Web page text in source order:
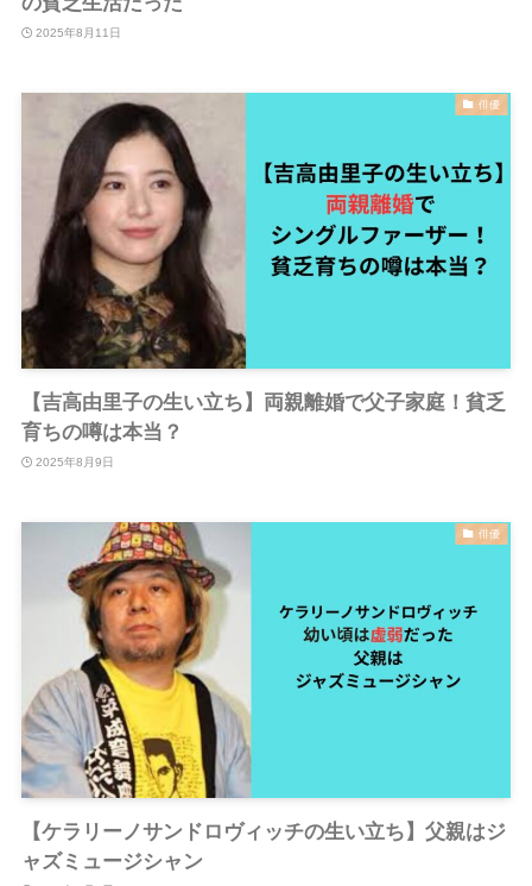
2025年8月11日
俳優
【吉高由里子の生い立ち】両親離婚で父子家庭！貧乏
育ちの噂は本当？
2025年8月9日
俳優
【ケラリーノサンドロヴィッチの生い立ち】父親はジ
ャズミュージシャン